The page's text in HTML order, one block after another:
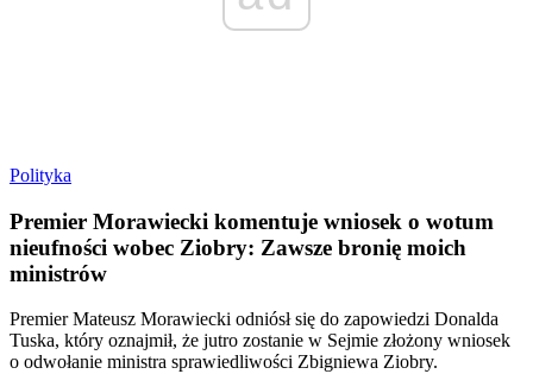
Polityka
Premier Morawiecki komentuje wniosek o wotum
nieufności wobec Ziobry: Zawsze bronię moich
ministrów
Premier Mateusz Morawiecki odniósł się do zapowiedzi Donalda
Tuska, który oznajmił, że jutro zostanie w Sejmie złożony wniosek
o odwołanie ministra sprawiedliwości Zbigniewa Ziobry.